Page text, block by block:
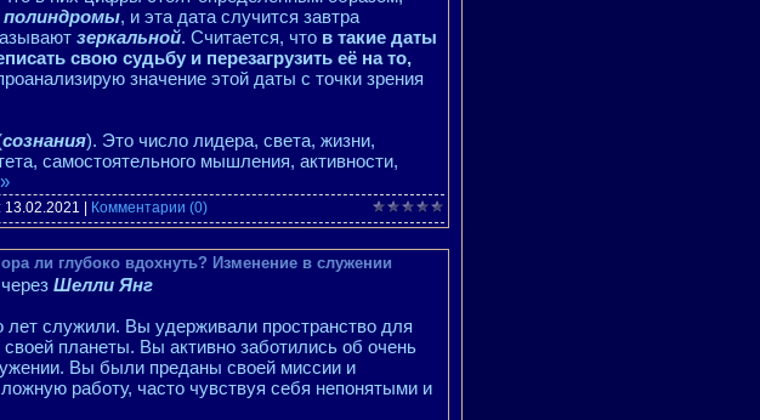
полиндромы, и эта дата случится завтра
зеркальной. Считается, что в такие даты
свою судьбу и перезагрузить её на то,
значение этой даты с точки зрения
сознания). Это число лидера, света, жизни,
самостоятельного мышления, активности,
13.02.2021 Комментарии (0)
ли глубоко вдохнуть? Изменение в служении
черезШелли Янг
лет служили. Вы удерживали пространство для
планеты. Вы активно заботились об очень
Вы были преданы своей миссии и
работу, часто чувствуя себя непонятыми и